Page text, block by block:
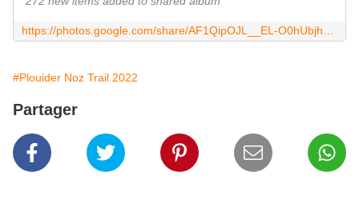
#Plouider Noz Trail 2022
Partager